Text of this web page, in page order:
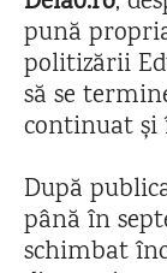
pună
politizării
să se
continuat și
După
până în
schimbat